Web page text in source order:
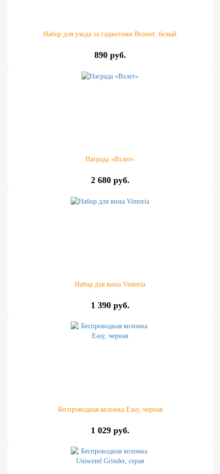
Набор для ухода за гаджетами Brosset, белый
890 руб.
Награда «Взлет»
2 680 руб.
Набор для вина Vintoria
1 390 руб.
Беспроводная колонка Easy, черная
1 029 руб.